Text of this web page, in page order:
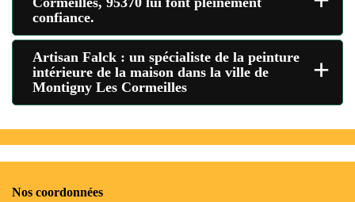
confiance.
Artisan Falck : un spécialiste de la peinture
intérieure de la maison dans la ville de
Montigny Les Cormeilles
+
Nos coordonnées